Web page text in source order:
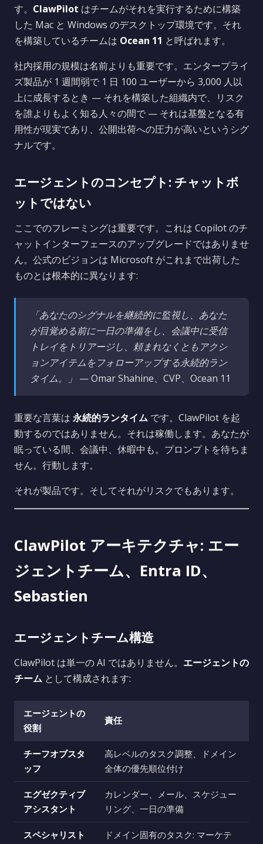
す。 ClawPilot はチームがそれを実行するために構築
した Mac と Windows のデスクトップ環境です。それ
を構築しているチームは Ocean 11 と呼ばれます。
社内採用の規模は名前よりも重要です。エンタープライ
ズ製品が 1 週間弱で 1 日 100 ユーザーから 3,000 人以
上に成長するとき — それを構築した組織内で、リスク
を誰よりもよく知る人々の間で — それは基盤となる有
用性が現実であり、公開出荷への圧力が高いというシグ
ナルです。
エージェントのコンセプト: チャットボ
ットではない
ここでのフレーミングは重要です。これは Copilot のチ
ャットインターフェースのアップグレードではありませ
ん。公式のビジョンは Microsoft がこれまで出荷した
ものとは根本的に異なります:
「あなたのシグナルを継続的に監視し、あなた
が目覚める前に一日の準備をし、会議中に受信
トレイをトリアージし、頼まれなくともアクシ
ョンアイテムをフォローアップする永続的ラン
タイム。」 — Omar Shahine、CVP、Ocean 11
重要な言葉は 永続的ランタイム です。ClawPilot を起
動するのではありません。それは稼働します。あなたが
眠っている間、会議中、休暇中も。プロンプトを待ちま
せん。行動します。
それが製品です。そしてそれがリスクでもあります。
ClawPilot アーキテクチャ: エー
ジェントチーム、Entra ID、
Sebastien
エージェントチーム構造
ClawPilot は単一の AI ではありません。 エージェントの
チーム として構成されます:
エージェントの
役割
責任
チーフオブスタ
ッフ
高レベルのタスク調整、ドメイン
全体の優先順位付け
エグゼクティブ
アシスタント
カレンダー、メール、スケジュー
リング、一日の準備
スペシャリスト
ドメイン固有のタスク: マーケテ